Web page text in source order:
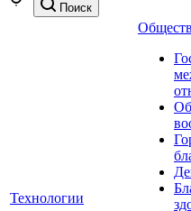
Поиск
Технологии